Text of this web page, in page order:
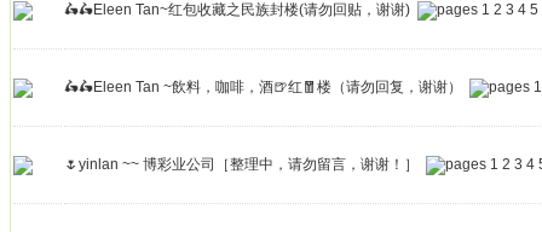
🛵🛵Eleen Tan~红包收藏之民族封楼(请勿回贴，谢谢) 1 2 3 4 5
🛵🛵Eleen Tan ~飲料，咖啡，酒🍺红🧧楼（请勿回复，谢谢） 1
🌷yinlan ~~ 博彩业公司［整理中，请勿留言，谢谢！］ 1 2 3 4